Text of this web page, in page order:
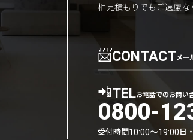
相見積もりでもご遠慮
📨CONTACTメー
📲TELお電話でのお問い
0800-
受付時間10:00〜19:00日